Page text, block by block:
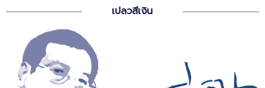
เปลวสีเงิน